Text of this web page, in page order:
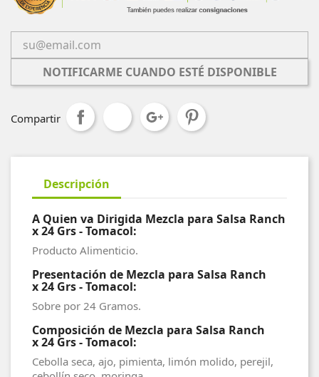
NOTIFICARME CUANDO ESTÉ DISPONIBLE
Compartir
Descripción
A Quien va Dirigida Mezcla para Salsa Ranch
x 24 Grs - Tomacol:
Producto Alimenticio.
Presentación de Mezcla para Salsa Ranch
x 24 Grs - Tomacol:
Sobre por 24 Gramos.
Composición de Mezcla para Salsa Ranch
x 24 Grs - Tomacol:
Cebolla seca, ajo, pimienta, limón molido, perejil,